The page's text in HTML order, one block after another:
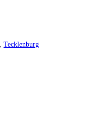
Tecklenburg